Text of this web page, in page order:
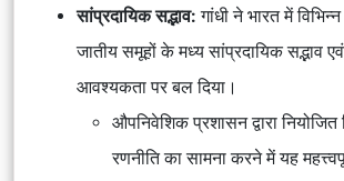
सांप्रदायिक सद्भाव:गांधी ने भारत में
जातीय समूहों के मध्य सांप्रदायिक सद्भाव
आवश्यकता पर बल दिया।
औपनिवेशिक प्रशासन द्वारा नियोजित
रणनीति का सामना करने में यह